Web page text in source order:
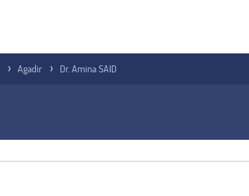
Agadir Dr. Amina SAID